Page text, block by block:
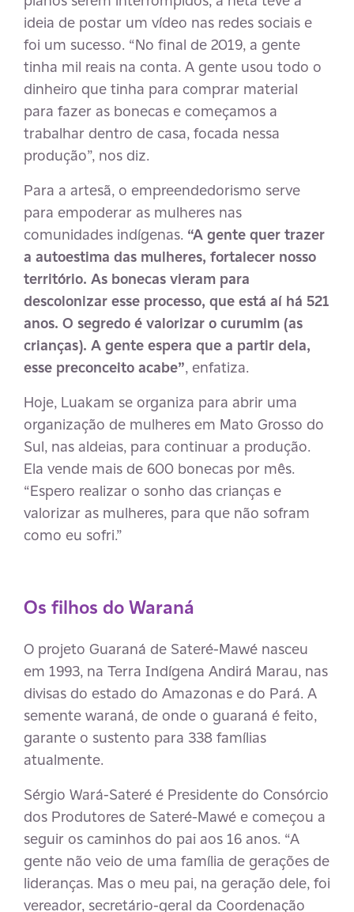
ideia de postar um vídeo nas redes sociais e
foi um sucesso. “No final de 2019, a gente
tinha mil reais na conta. A gente usou todo o
dinheiro que tinha para comprar material
para fazer as bonecas e começamos a
trabalhar dentro de casa, focada nessa
produção”, nos diz.
Para a artesã, o empreendedorismo serve
para empoderar as mulheres nas
comunidades indígenas. “A gente quer trazer
a autoestima das mulheres, fortalecer nosso
território. As bonecas vieram para
descolonizar esse processo, que está aí há 521
anos. O segredo é valorizar o curumim (as
crianças). A gente espera que a partir dela,
esse preconceito acabe”, enfatiza.
Hoje, Luakam se organiza para abrir uma
organização de mulheres em Mato Grosso do
Sul, nas aldeias, para continuar a produção.
Ela vende mais de 600 bonecas por mês.
“Espero realizar o sonho das crianças e
valorizar as mulheres, para que não sofram
como eu sofri.”
Os filhos do Waraná
O projeto Guaraná de Sateré-Mawé nasceu
em 1993, na Terra Indígena Andirá Marau, nas
divisas do estado do Amazonas e do Pará. A
semente waraná, de onde o guaraná é feito,
garante o sustento para 338 famílias
atualmente.
Sérgio Wará-Sateré é Presidente do Consórcio
dos Produtores de Sateré-Mawé e começou a
seguir os caminhos do pai aos 16 anos. “A
gente não veio de uma família de gerações de
lideranças. Mas o meu pai, na geração dele, foi
vereador, secretário-geral da Coordenação